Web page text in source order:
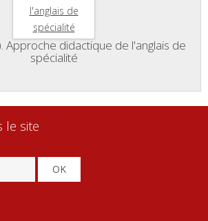
Approche didactique de l'anglais de
spécialité
le site
OK